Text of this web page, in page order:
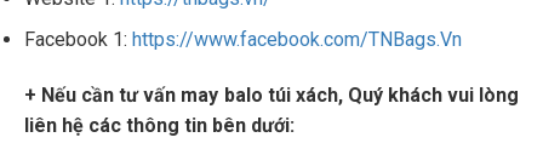
Facebook 1: https://www.facebook.com/TNBags.Vn
+ Nếu cần tư vấn may balo túi xách, Quý khách vui lòng
liên hệ các thông tin bên dưới: